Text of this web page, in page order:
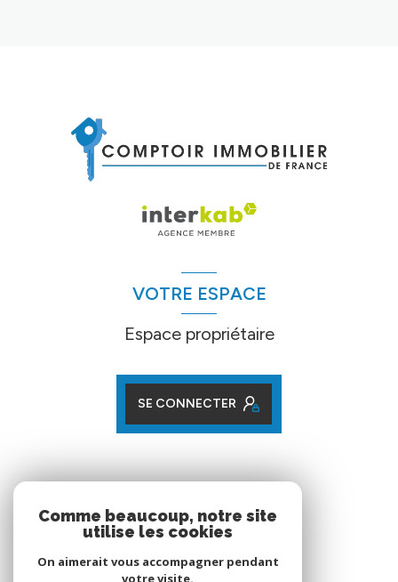
VOTRE ESPACE
Espace propriétaire
SE CONNECTER
Nos partenaires
Comme beaucoup, notre site
utilise les cookies
On aimerait vous accompagner pendant
votre visite.